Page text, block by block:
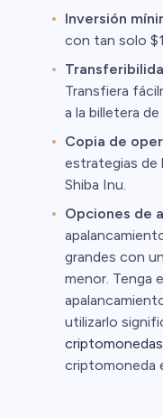
Inversión
con tan solo
Transfiera
a la billetera de
Copia de
estrategias de
Shiba Inu.
Opciones de
grandes con
menor. Tenga
utilizarlo
criptomoneda